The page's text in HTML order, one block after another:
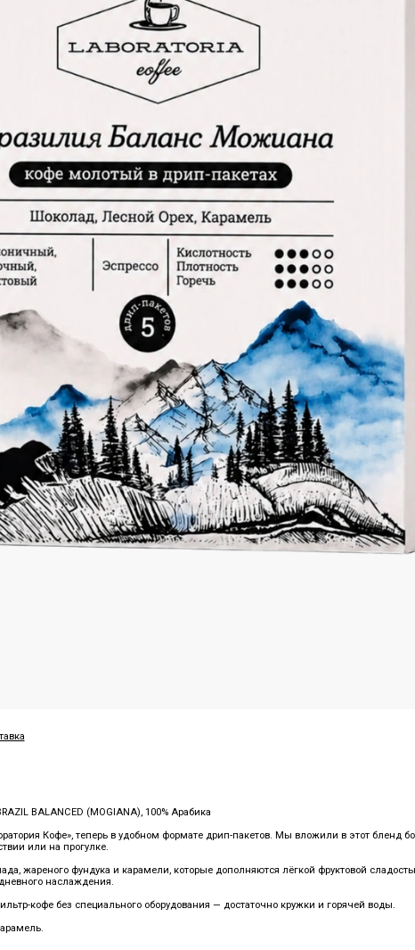
BALANCED (MOGIANA), 100% Арабика
Кофе», теперь в удобном формате дрип-пакетов. Мы вложили в этот бленд
или на прогулке.
жареного фундука и карамели, которые дополняются лёгкой фруктовой
наслаждения.
кофе без специального оборудования — достаточно кружки и горячей воды.